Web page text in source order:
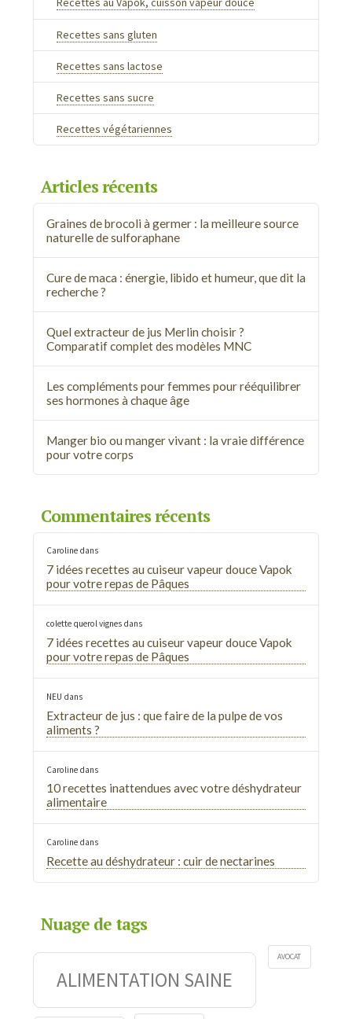
Recettes sans gluten
Recettes sans lactose
Recettes sans sucre
Recettes végétariennes
Articles récents
Graines de brocoli à germer : la meilleure source
naturelle de sulforaphane
Cure de maca : énergie, libido et humeur, que dit la
recherche ?
Quel extracteur de jus Merlin choisir ?
Comparatif complet des modèles MNC
Les compléments pour femmes pour rééquilibrer
ses hormones à chaque âge
Manger bio ou manger vivant : la vraie différence
pour votre corps
Commentaires récents
Carolinedans
7 idées recettes au cuiseur vapeur douce Vapok
pour votre repas de Pâques
colette querol vignesdans
7 idées recettes au cuiseur vapeur douce Vapok
pour votre repas de Pâques
NEU dans
Extracteur de jus : que faire de la pulpe de vos
aliments ?
Carolinedans
10 recettes inattendues avec votre déshydrateur
alimentaire
Carolinedans
Recette au déshydrateur : cuir de nectarines
Nuage de tags
ALIMENTATION SAINE
AVOCAT